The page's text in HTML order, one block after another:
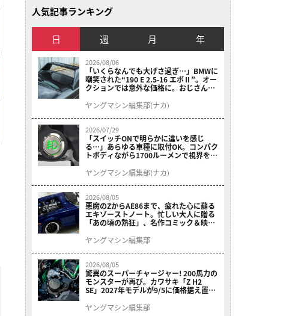
人気記事ランキング
日 週 月 年
2026/08/06
「いくらなんでも大げさ過ぎ…」BMWに
嘲笑された“190 E 2.5-16 エボⅡ”。オー
クションでは意外な価格に。おじさん達
ヤングマシン編集部(ナカ)
2026/07/29
「スイッチONで明らかに違いを感じ
る…」あらゆる車種に取付OK。コンパク
トボディながら1700ルーメンで視界を確
ニット プレシャスレイ スモール］
ヤングマシン編集部(ナカ)
2026/08/05
悪魔のZからAE86まで、疲れた心に蘇る
エキゾーストノート。忙しい大人に贈る
「あの頃の熱狂」、名作コミック＆映画
結！
ヤングマシン編集部
2026/08/05
驚異のスーパーチャージャー! 200馬力の
モンスターが再び。カワサキ「Z H2
SE」2027年モデルが9/5に価格据え置き
ヤングマシン編集部